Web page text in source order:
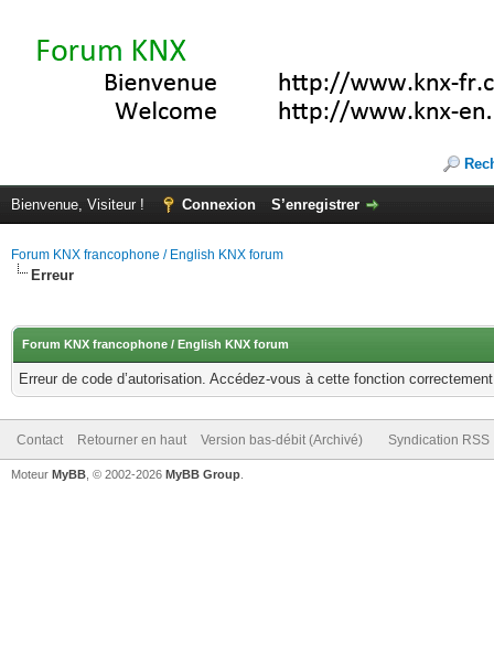
Bienvenue, Visiteur ! Connexion S’enregistrer
Forum KNX francophone / English KNX forum
Erreur
Forum KNX francophone / English KNX forum
Erreur de code d’autorisation. Accédez-vous à cette fonction
Contact Retourner en haut Version bas-débit (Archivé) Syndication RSS
Moteur MyBB , © 2002-2026 MyBB Group